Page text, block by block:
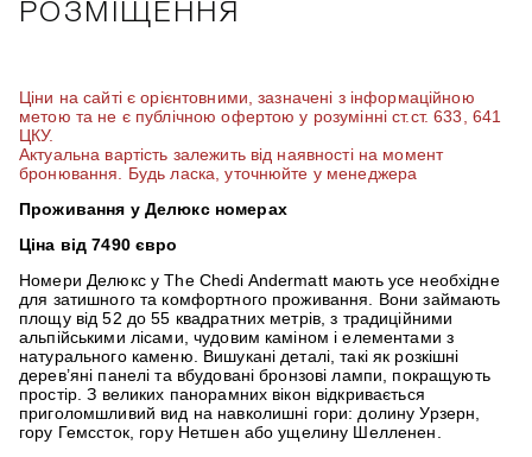
РОЗМІЩЕННЯ
Ціни на сайті є орієнтовними, зазначені з інформаційною
метою та не є публічною офертою у розумінні ст.ст. 633, 641
ЦКУ.
Актуальна вартість залежить від наявності на момент
бронювання. Будь ласка, уточнюйте у менеджера
Проживання у Делюкс номерах
Ціна від 7490 євро
Номери Делюкс у The Chedi Andermatt мають усе необхідне
для затишного та комфортного проживання. Вони займають
площу від 52 до 55 квадратних метрів, з традиційними
альпійськими лісами, чудовим каміном і елементами з
натурального каменю. Вишукані деталі, такі як розкішні
дерев’яні панелі та вбудовані бронзові лампи, покращують
простір. З великих панорамних вікон відкривається
приголомшливий вид на навколишні гори: долину Урзерн,
гору Гемссток, гору Нетшен або ущелину Шелленен.